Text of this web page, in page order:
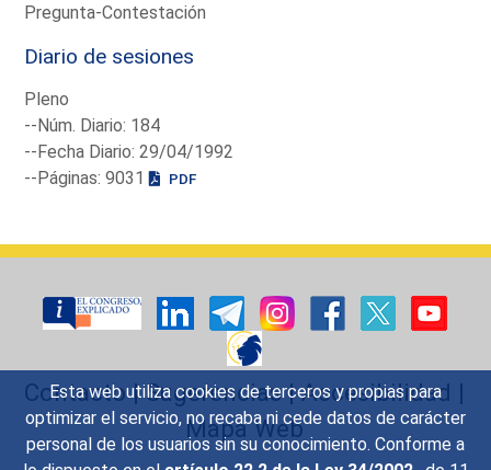
Esta web utiliza cookies de terceros y propias para
optimizar el servicio, no recaba ni cede datos de carácter
personal de los usuarios sin su conocimiento. Conforme a
Pregunta-Contestación
Diario de sesiones
Pleno
--Núm. Diario: 184
--Fecha Diario: 29/04/1992
--Páginas: 9031
PDF
Contacto|Sugerencias|Accesibilidad |
Mapa Web